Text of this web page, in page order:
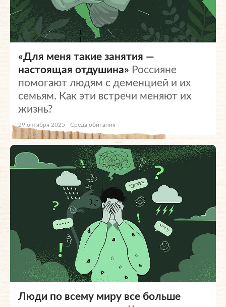
«Для меня такие занятия —
настоящая отдушина» Россияне
помогают людям с деменцией и их
семьям. Как эти встречи меняют их
жизнь?
29 октября 2025 Среда обитания
Люди по всему миру все больше